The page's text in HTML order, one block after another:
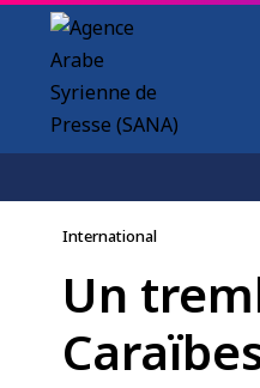
International
Un